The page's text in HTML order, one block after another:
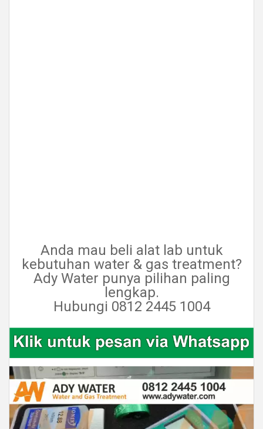
Anda mau beli alat lab untuk
kebutuhan water & gas treatment?
Ady Water punya pilihan paling
lengkap.
Hubungi 0812 2445 1004